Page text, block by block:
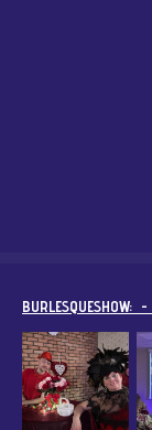
BURLESQUESHOW: